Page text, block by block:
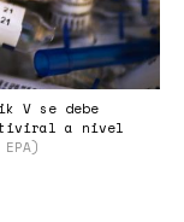
V se debe
a nivel